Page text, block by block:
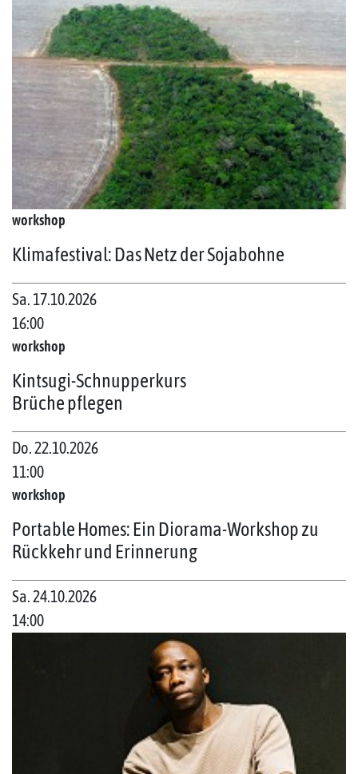
workshop
Klimafestival: Das Netz der Sojabohne
Sa. 17.10.2026
16:00
workshop
Kintsugi-Schnupperkurs
Brüche pflegen
Do. 22.10.2026
11:00
workshop
Portable Homes: Ein Diorama-Workshop zu
Rückkehr und Erinnerung
Sa. 24.10.2026
14:00